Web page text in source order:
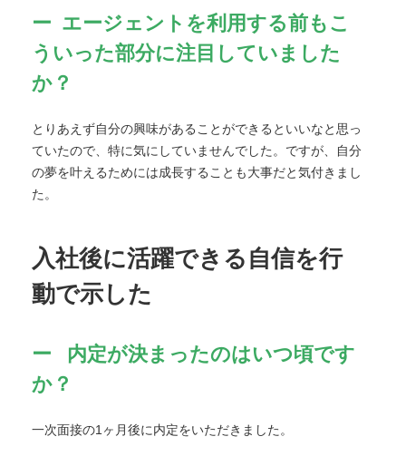
エージェントを利用する前もこ
ういった部分に注目していました
か？
とりあえず自分の興味があることができるといいなと思っ
ていたので、特に気にしていませんでした。ですが、自分
の夢を叶えるためには成長することも大事だと気付きまし
た。
入社後に活躍できる自信を行
動で示した
内定が決まったのはいつ頃です
か？
一次面接の1ヶ月後に内定をいただきました。